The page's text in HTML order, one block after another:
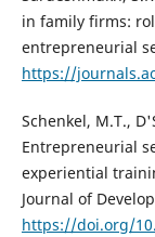
in family firms:
entrepreneurial
https://
Schenkel, M.T.,
Entrepreneurial
experiential
Journal of
https://doi.org/